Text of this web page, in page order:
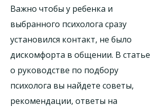
Важно чтобы у ребенка и
выбранного психолога сразу
установился контакт, не было
дискомфорта в общении. В статье
о руководстве по подбору
психолога вы найдете советы,
рекомендации, ответы на